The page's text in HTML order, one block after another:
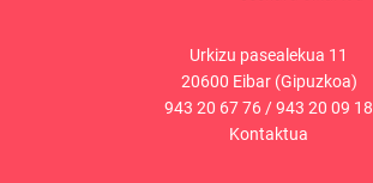
Urkizu pasealekua 11
20600 Eibar (Gipuzkoa)
943 20 67 76/943 20 09 18
Kontaktua